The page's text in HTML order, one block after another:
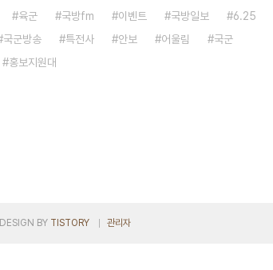
육군 국방fm 이벤트 국방일보
6.25
국군방송 특전사 안보 어울림
국군
홍보지원대
DESIGN BY TISTORY 관리자